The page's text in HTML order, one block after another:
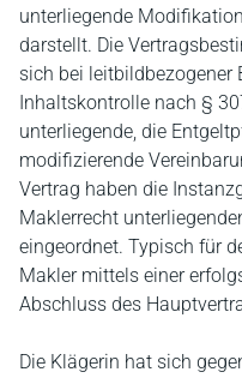
unterliegende
darstellt. Die
sich bei leitbildbezogener
Inhaltskontrolle nach §
unterliegende, die
modifizierende
Vertrag haben die
Maklerrecht
eingeordnet. Typisch für
Makler mittels einer
Abschluss des
Die Klägerin hat sich